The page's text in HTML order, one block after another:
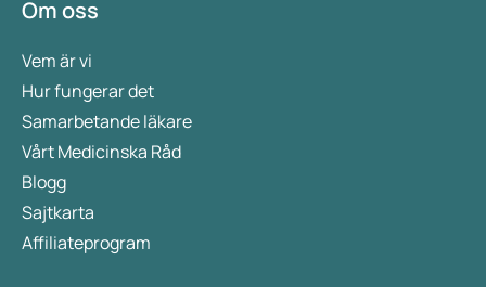
Om oss
Vem är vi
Hur fungerar det
Samarbetande läkare
Vårt Medicinska Råd
Blogg
Sajtkarta
Affiliateprogram